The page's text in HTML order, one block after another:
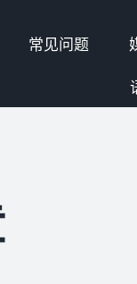
常见问题